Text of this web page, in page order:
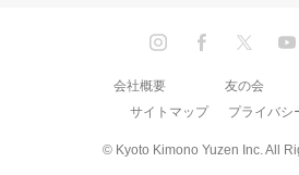
© Kyoto Kimono Yuzen Inc. All
会社概要 友の会
サイトマップ
プライバシ